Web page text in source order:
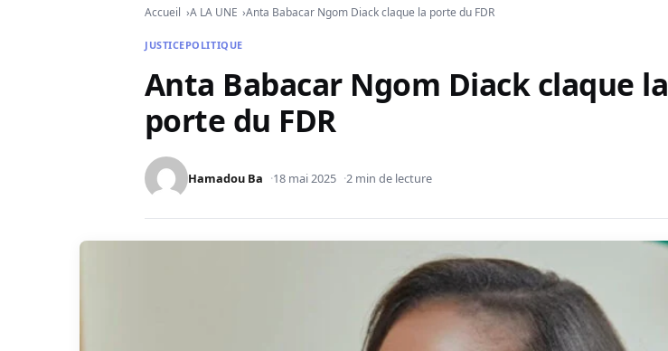
Accueil A LA UNE Anta Babacar Ngom Diack claque la porte du FDR
JUSTICEPOLITIQUE
Anta Babacar Ngom Diack claque la
porte du FDR
Hamadou Ba 18 mai 2025 2 min de lecture